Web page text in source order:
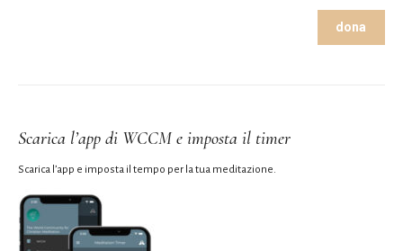
dona
Scarica l’app di WCCM e imposta il timer
Scarica l’app e imposta il tempo per la tua meditazione.